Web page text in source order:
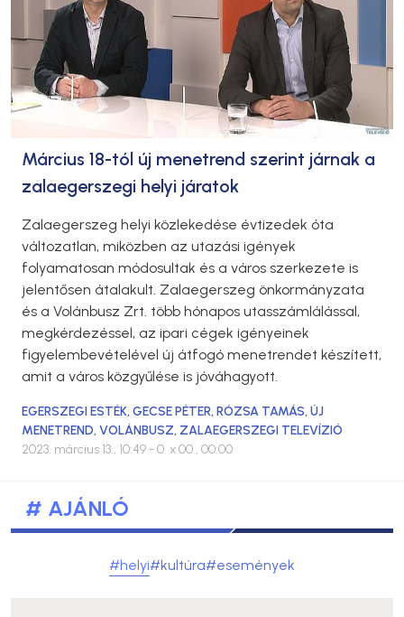
Március 18-tól új menetrend szerint járnak a
zalaegerszegi helyi járatok
Zalaegerszeg helyi közlekedése évtizedek óta
változatlan, miközben az utazási igények
folyamatosan módosultak és a város szerkezete is
jelentősen átalakult. Zalaegerszeg önkormányzata
és a Volánbusz Zrt. több hónapos utasszámlálással,
megkérdezéssel, az ipari cégek igényeinek
figyelembevételével új átfogó menetrendet készített,
amit a város közgyűlése is jóváhagyott.
EGERSZEGI ESTÉK,GECSE PÉTER,RÓZSA TAMÁS,ÚJ
MENETREND,VOLÁNBUSZ, ZALAEGERSZEGI TELEVÍZIÓ
2023. március 13., 10:49 - 0. x 00., 00:00
# AJÁNLÓ
#helyi#kultúra#események